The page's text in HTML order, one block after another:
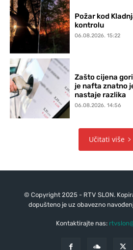
Požar kod
kontrolu
06.08.2026. 15:22
Zašto cijena
je nafta znatno
nastaje razlika
06.08.2026. 14:56
Učitati više
© Copyright 2025 - RTV SLON.
dopušteno je uz obavezno
Kontaktirajte nas: